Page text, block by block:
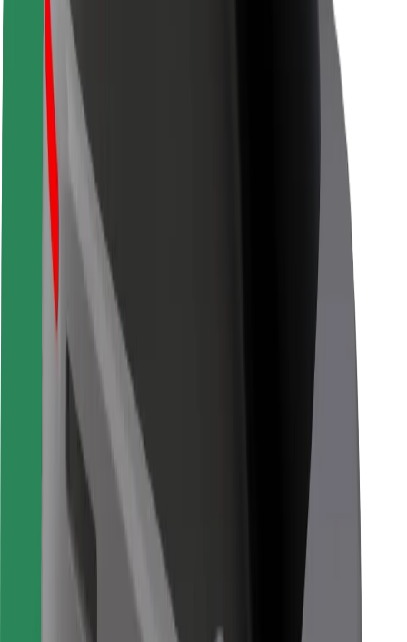
Безпека
Безпека водіїв
Безпека електросамокатів
Лабораторія безпеки
Міста
Розташування
Міські рішення
Аеропорти
Зарядні станції Bolt
Підтримка
Для пасажирів
Для водіїв
Для кур'єрів
Доставка Bolt Food
Для власників автопарків
Для ресторанів
Bolt for Business